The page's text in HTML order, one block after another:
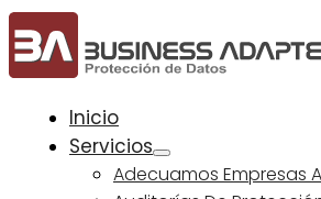
Inicio
Servicios
Adecuamos Empresas